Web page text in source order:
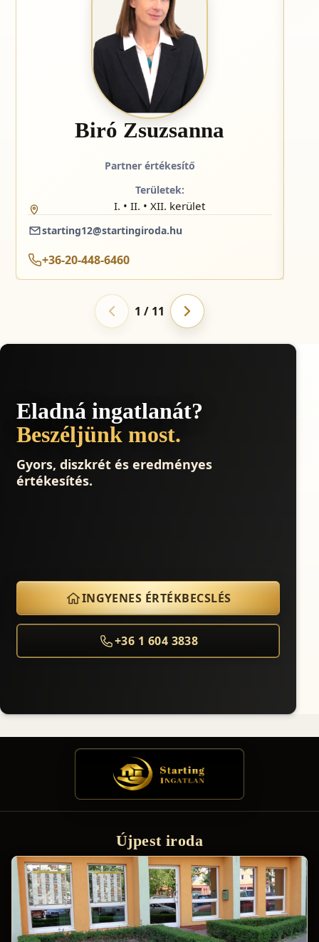
Biró Zsuzsanna
Partner értékesítő
Területek:
I. • II. • XII. kerület
starting12@startingiroda.hu
+36-20-448-6460
1 / 11
Eladná ingatlanát?
Beszéljünk most.
Gyors, diszkrét és eredményes
értékesítés.
INGYENES ÉRTÉKBECSLÉS
+36 1 604 3838
Újpest iroda